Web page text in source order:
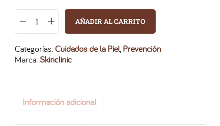
AÑADIR AL CARRITO
Categorías:Cuidados de la Piel,Prevención
Marca:Skinclinic
Información adicional